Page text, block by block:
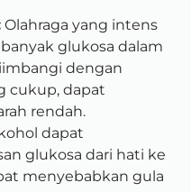
Olahraga yang intens
glukosa dalam
dengan
cukup, dapat
rendah.
dapat
glukosa dari hati ke
menyebabkan gula